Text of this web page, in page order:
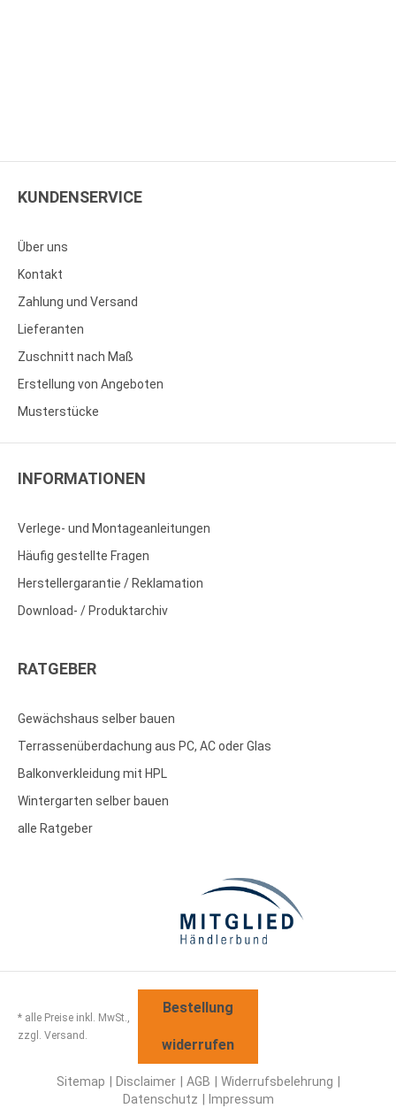
KUNDENSERVICE
Über uns
Kontakt
Zahlung und Versand
Lieferanten
Zuschnitt nach Maß
Erstellung von Angeboten
Musterstücke
INFORMATIONEN
Verlege- und Montageanleitungen
Häufig gestellte Fragen
Herstellergarantie / Reklamation
Download- / Produktarchiv
RATGEBER
Gewächshaus selber bauen
Terrassenüberdachung aus PC, AC oder Glas
Balkonverkleidung mit HPL
Wintergarten selber bauen
alle Ratgeber
* alle Preise inkl. MwSt.,
zzgl. Versand.
Bestellung
widerrufen
Sitemap Disclaimer AGB
Widerrufsbelehrung
Datenschutz
Impressum